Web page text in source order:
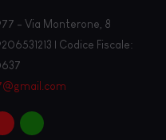
- Via Monterone, 8
| Codice Fiscale: